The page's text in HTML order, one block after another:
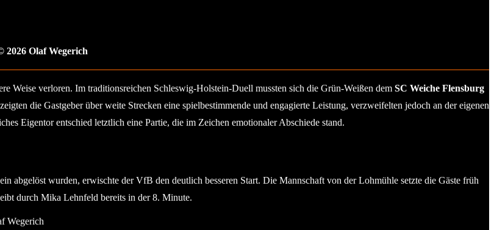
2026 Olaf Wegerich
Weise verloren. Im traditionsreichen Schleswig-Holstein-Duell mussten sich die Grün-Weißen dem SC Weiche Flensburg
die Gastgeber über weite Strecken eine spielbestimmende und engagierte Leistung, verzweifelten jedoch an der eigenen
Eigentor entschied letztlich eine Partie, die im Zeichen emotionaler Abschiede stand.
abgelöst wurden, erwischte der VfB den deutlich besseren Start. Die Mannschaft von der Lohmühle setzte die Gäste früh
durch Mika Lehnfeld bereits in der 8. Minute.